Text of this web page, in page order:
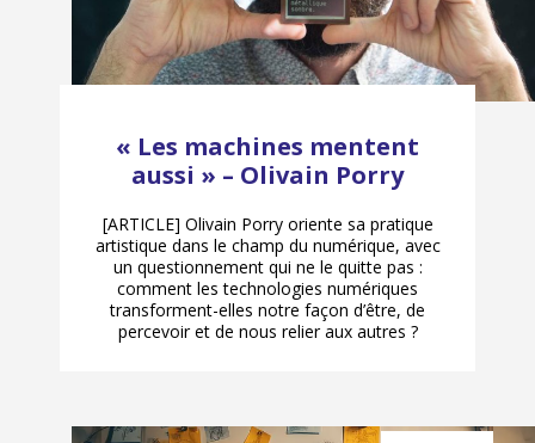
« Les machines mentent
aussi » – Olivain Porry
[ARTICLE] Olivain Porry oriente sa pratique
artistique dans le champ du numérique, avec
un questionnement qui ne le quitte pas :
comment les technologies numériques
transforment-elles notre façon d’être, de
percevoir et de nous relier aux autres ?